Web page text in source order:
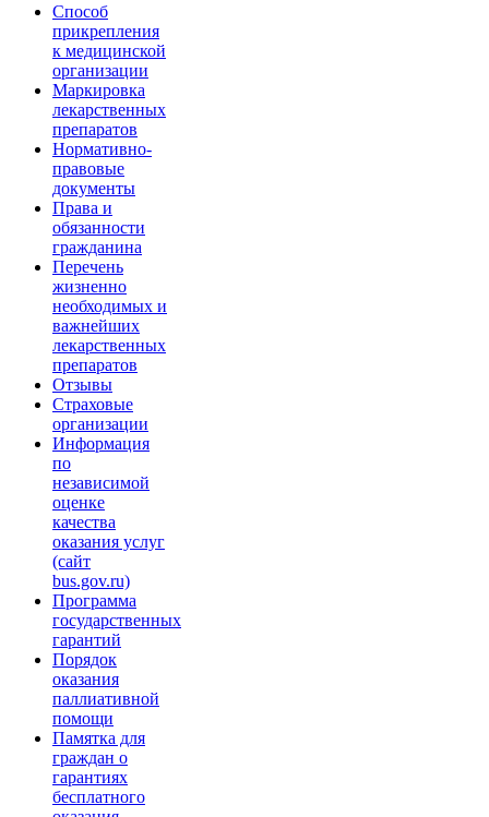
Способ
прикрепления
к медицинской
организации
Маркировка
лекарственных
препаратов
Нормативно-
правовые
документы
Права и
обязанности
гражданина
Перечень
жизненно
необходимых и
важнейших
лекарственных
препаратов
Отзывы
Страховые
организации
Информация
по
независимой
оценке
качества
оказания услуг
(сайт
bus.gov.ru)
Программа
государственных
гарантий
Порядок
оказания
паллиативной
помощи
Памятка для
граждан о
гарантиях
бесплатного